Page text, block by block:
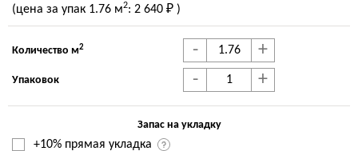
(цена за упак 1.76 м2: 2 640 ₽ )
Количество м2 - +
Упаковок - +
Запас на укладку
+10% прямая укладка